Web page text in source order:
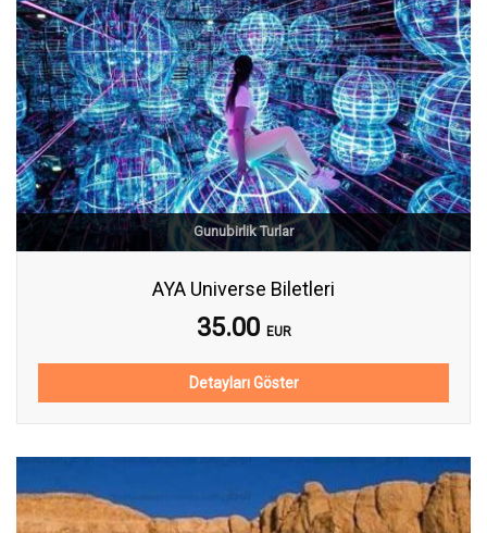
Gunubirlik Turlar
AYA Universe Biletleri
35.00 EUR
Detayları Göster